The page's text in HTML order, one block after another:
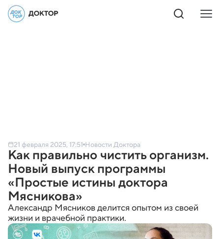
21 февраля 2025, 17:51 Новости Доктора
Как правильно чистить организм.
Новый выпуск программы
«Простые истины доктора
Мясникова»
Александр Мясников делится опытом из своей
жизни и врачебной практики.